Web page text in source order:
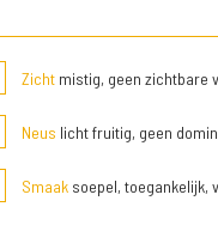
Zichtmistig, geen zichtbare
Neus licht fruitig, geen
Smaaksoepel, toegankelijk,